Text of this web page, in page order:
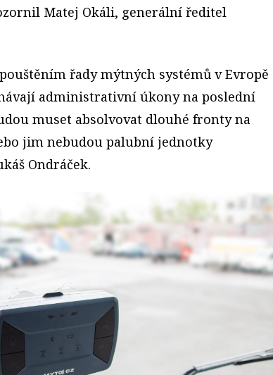
Matej Okáli, generální ředitel
řady mýtných systémů v Evropě
administrativní úkony na poslední
muset absolvovat dlouhé fronty na
jim nebudou palubní jednotky
Ondráček.